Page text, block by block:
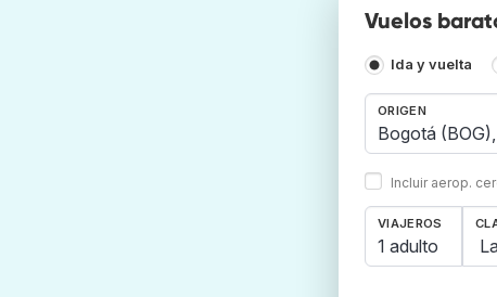
Vuelos
Ida y vuelta
ORIGEN
Incluir aerop.
VIAJEROS
1 adulto